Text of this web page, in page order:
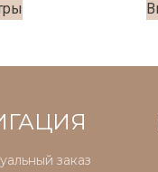
заказ